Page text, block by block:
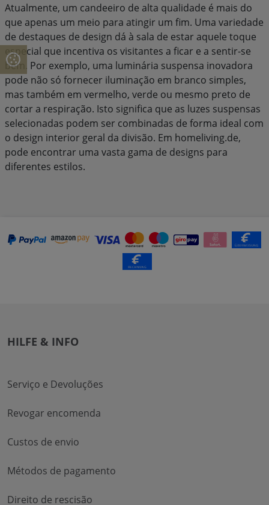
Atualmente, um candeeiro de alta qualidade é mais do
que apenas um meio para atingir um fim. Uma variedade
de destaques de design dá à sala de estar aquele toque
especial que incentiva os visitantes a ficar e a sentir-se
bem. Por exemplo, uma luminária suspensa inovadora
pode não só fornecer iluminação em branco simples,
mas também em vermelho, verde ou mesmo preto de
cortar a respiração. Isto significa que as luzes suspensas
selecionadas podem ser combinadas de forma ideal com
o design interior geral da divisão. Em homeliving.de,
pode encontrar uma vasta gama de designs para
diferentes estilos.
HILFE & INFO
Serviço e Devoluções
Revogar encomenda
Custos de envio
Métodos de pagamento
Direito de rescisão